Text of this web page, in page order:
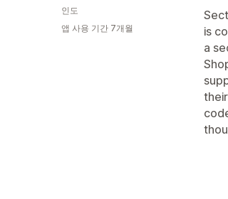
is
a
인도
앱 사용 기간 7개월